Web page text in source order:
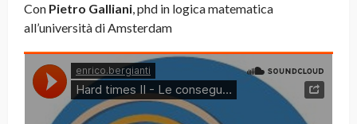
Con Pietro Galliani, phd in logica matematica
all’università di Amsterdam